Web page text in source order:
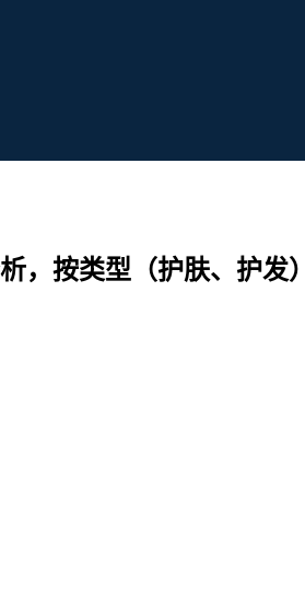
，按类型（护肤、护发